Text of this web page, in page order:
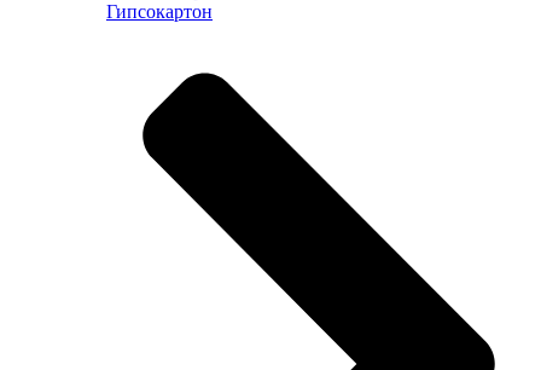
Гипсокартон